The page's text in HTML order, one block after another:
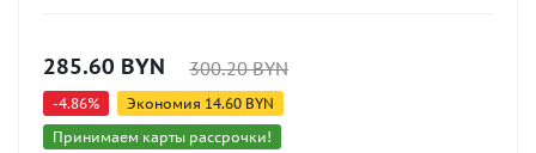
285.60 BYN 300.20BYN
-4.86% Экономия 14.60 BYN
Принимаем карты рассрочки!